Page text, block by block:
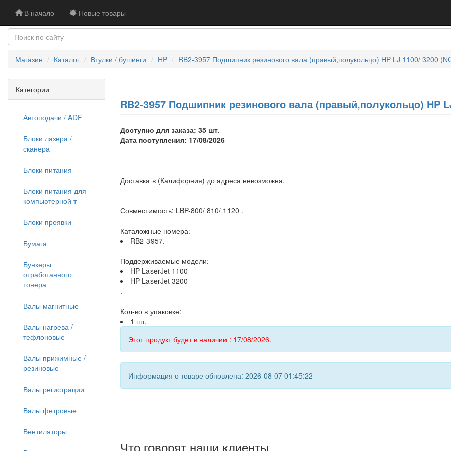
В начало Новые товары
Магазин Каталог Втулки / бушинги HP RB2-3957 Подшипник резинового вала (правый,полукольцо) HP LJ 1100/ 3200
RB2-3957 Подшипник резинового вала (правый,полукольцо) HP
Доступно для заказа: 35 шт.
Дата поступления: 17/08/2026
Доставка в (Калифорния) до адреса невозможна.
Совместимость: LBP-800/ 810/ 1120 .
Каталожные номера:
RB2-3957.
Поддерживаемые модели:
HP LaserJet 1100
HP LaserJet 3200
.
Кол-во в упаковке:
1 шт.
Этот продукт будет в наличии : 17/08/2026.
Информация о товаре обновлена: 2026-08-07 01:45:22
Что говорят наши клиенты...
Категории
Автоподачи / ADF
Блоки лазера /
сканера
Блоки питания
Блоки питания для
компьютерной т
Блоки проявки
Бумага
Бункеры
отработанного
тонера
Валы магнитные
Валы нагрева /
тефлоновые
Валы прижимные /
резиновые
Валы регистрации
Валы фетровые
Вентиляторы